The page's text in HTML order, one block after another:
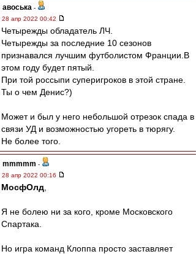
авоська -
28 апр 2022 00:42
Четырежды обладатель ЛЧ.
Четырежды за последние 10 сезонов
признавался лучшим футболистом Франции.В
этом году будет пятый.
При той россыпи суперигроков в этой стране.
Ты о чем Денис?)
Может и был у него небольшой отрезок спада в
связи УД и возможностью угореть в тюрягу.
Не более того.
mmmmm -
28 апр 2022 00:16
МосфОлд
Я не болею ни за кого, кроме Московского
Спартака.
Но игра команд Клоппа просто заставляет